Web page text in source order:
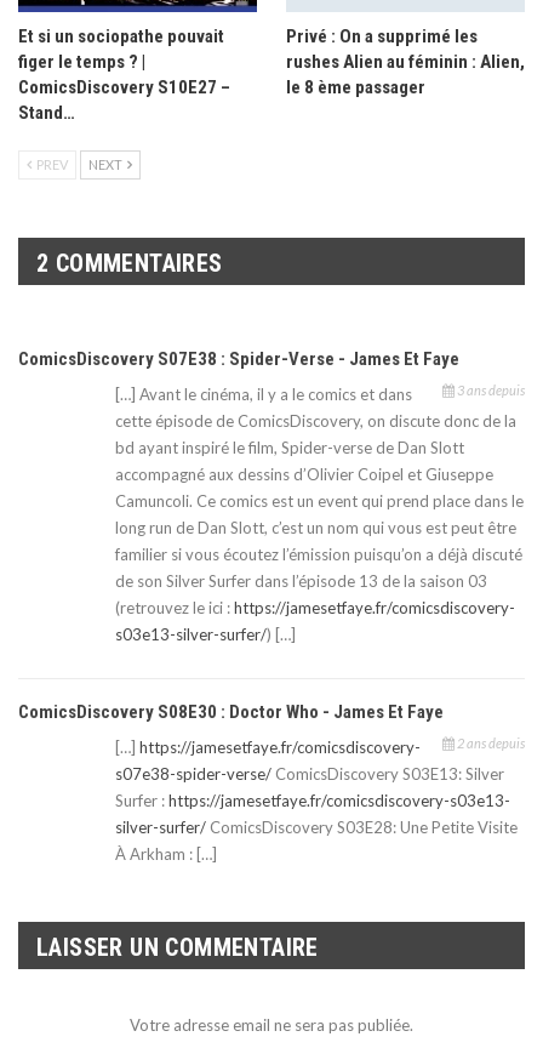
Et si un sociopathe pouvait
figer le temps ? |
ComicsDiscovery S10E27 –
Stand…
Privé : On a supprimé les
rushes Alien au féminin : Alien,
le 8 ème passager
PREV NEXT
2 COMMENTAIRES
ComicsDiscovery S07E38 : Spider-Verse - James Et Faye
3 ans depuis
[…] Avant le cinéma, il y a le comics et dans
cette épisode de ComicsDiscovery, on discute donc de la
bd ayant inspiré le film, Spider-verse de Dan Slott
accompagné aux dessins d’Olivier Coipel et Giuseppe
Camuncoli. Ce comics est un event qui prend place dans le
long run de Dan Slott, c’est un nom qui vous est peut être
familier si vous écoutez l’émission puisqu’on a déjà discuté
de son Silver Surfer dans l’épisode 13 de la saison 03
(retrouvez le ici :https://jamesetfaye.fr/comicsdiscovery-
s03e13-silver-surfer/) […]
ComicsDiscovery S08E30 : Doctor Who - James Et Faye
2 ans depuis
[…] https://jamesetfaye.fr/comicsdiscovery-
s07e38-spider-verse/ ComicsDiscovery S03E13: Silver
Surfer :https://jamesetfaye.fr/comicsdiscovery-s03e13-
silver-surfer/ ComicsDiscovery S03E28: Une Petite Visite
À Arkham : […]
LAISSER UN COMMENTAIRE
Votre adresse email ne sera pas publiée.